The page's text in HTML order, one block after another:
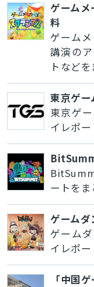
ゲーム
料
ゲーム
講演の
トなどを
東京ゲー
東京ゲ
イレポー
ートをま
ゲーム
ゲーム
イレポー
「中国